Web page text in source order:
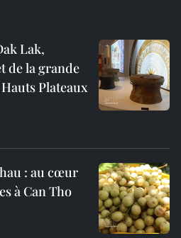
Lak,
de la grande
Plateaux
: au cœur
à Can Tho